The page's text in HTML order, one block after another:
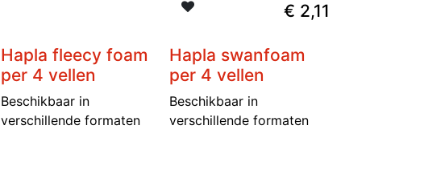
€ 2,11
Hapla fleecy foam
per 4 vellen
Beschikbaar in
verschillende formaten
Hapla swanfoam
per 4 vellen
Beschikbaar in
verschillende formaten